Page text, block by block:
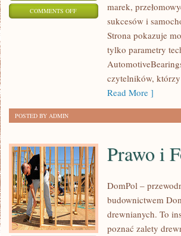
COMMENTS OFFON
WYDARZENIA
SPOTKANIA
KLASYKÓW
marek,
sukcesów i
Strona pokazuje
tylko parametry
czytelników,
Read More ]
POSTED BY ADMIN
Prawo i
DomPol –
budownictwem
drewnianych. To
poznać zalety